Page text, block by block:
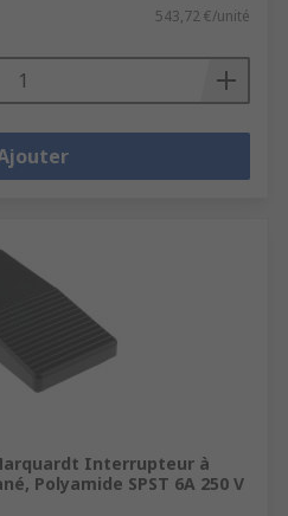
543,72 €/unité
Interrupteur à
Polyamide SPST 6A 250 V